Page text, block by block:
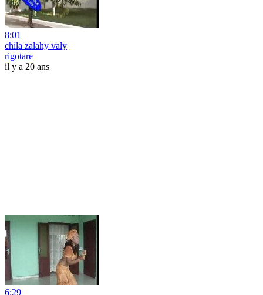
8:01
chila zalahy valy
rigotare
il y a 20 ans
6:29